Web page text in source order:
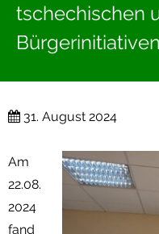
Übersichtskarte
Termine
Newsletter
tschechischen
Bürgerinitiativen
31. August 2024
Am
22.08.
2024
fand